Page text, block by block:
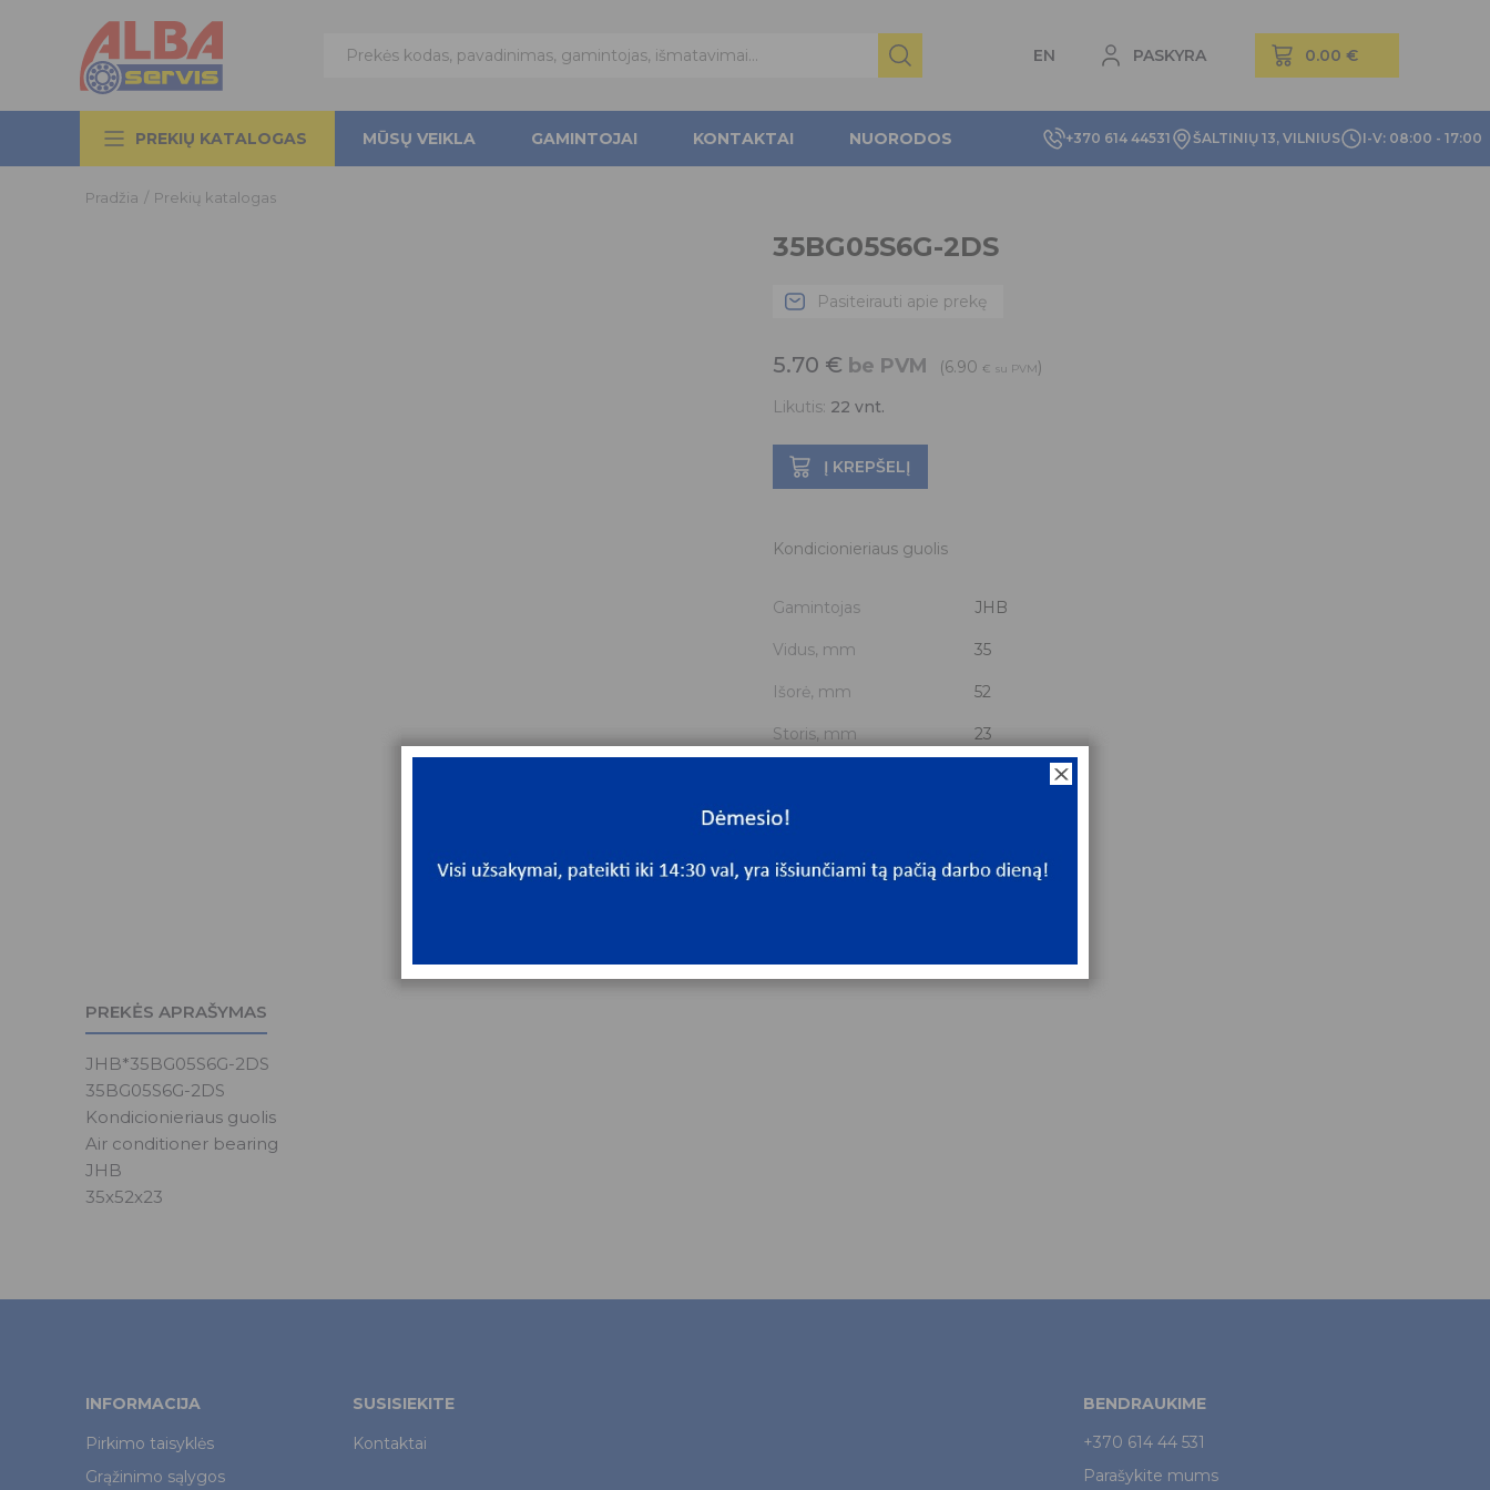
EN PASKYRA
+370 614 44531 ŠALTINIŲ 13, VILNIUS I-V: 08:00 - 17:00
PREKIŲ KATALOGAS MŪSŲ VEIKLA GAMINTOJAI KONTAKTAI NUORODOS
Pradžia / Prekių katalogas
35BG05S6G-2DS
Pasiteirauti apie prekę
5.70 € be PVM (6.90 € su PVM)
Likutis: 22 vnt.
Į KREPŠELĮ
Kondicionieriaus guolis
Gamintojas JHB
Vidus, mm 35
Išorė, mm 52
Storis, mm 23
Mato vnt.
Yra sandėlyje Taip
PREKĖS APRAŠYMAS
JHB*35BG05S6G-2DS
35BG05S6G-2DS
Kondicionieriaus guolis
Air conditioner bearing
JHB
35x52x23
INFORMACIJA
Pirkimo taisyklės
Grąžinimo sąlygos
SUSISIEKITE
Kontaktai
BENDRAUKIME
+370 614 44 531
Parašykite mums